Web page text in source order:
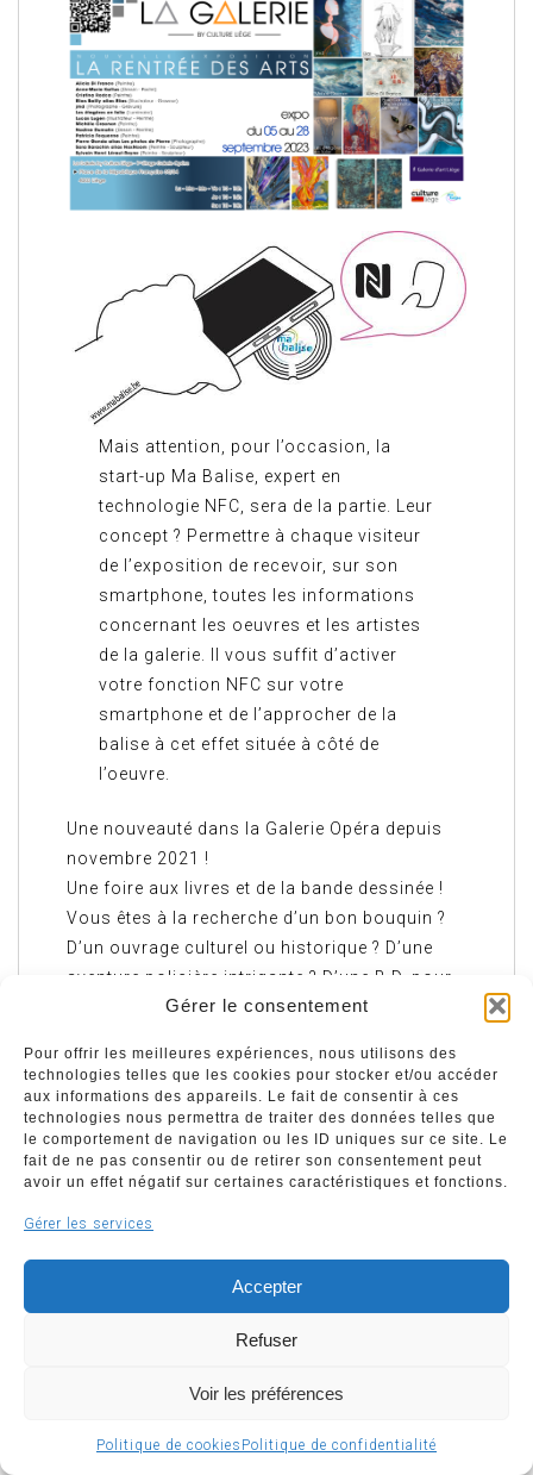
Gérer le consentement
Pour offrir les meilleures expériences, nous utilisons des
technologies telles que les cookies pour stocker et/ou accéder
aux informations des appareils. Le fait de consentir à ces
technologies nous permettra de traiter des données telles que
le comportement de navigation ou les ID uniques sur ce site. Le
fait de ne pas consentir ou de retirer son consentement peut
avoir un effet négatif sur certaines caractéristiques et fonctions.
Gérer les services
Accepter
Refuser
Voir les préférences
Politique de cookies Politique de confidentialité
Mais attention, pour l’occasion, la
start-up Ma Balise, expert en
technologie NFC, sera de la partie. Leur
concept ? Permettre à chaque visiteur
de l’exposition de recevoir, sur son
smartphone, toutes les informations
concernant les oeuvres et les artistes
de la galerie. Il vous suffit d’activer
votre fonction NFC sur votre
smartphone et de l’approcher de la
balise à cet effet située à côté de
l’oeuvre.
Une nouveauté dans la Galerie Opéra depuis
novembre 2021 !
Une foire aux livres et de la bande dessinée !
Vous êtes à la recherche d’un bon bouquin ?
D’un ouvrage culturel ou historique ? D’une
aventure policière intrigante ? D’une B.D. pour
enfant ou pour adulte ?
l’Opéra à Liège est désormais votre lieu de
rendez-vous ! Dans un endroit convivial et
sécurisé, vous pourrez rechercher
tranquillement votre petite perle rare ou votre
coup de coeur du jour. Des écrivains de notre
région vous présenteront leurs ouvrages
septembre 2023 de 10h à 17h. Prochain
Lien pour vous inscrire au vernissage du